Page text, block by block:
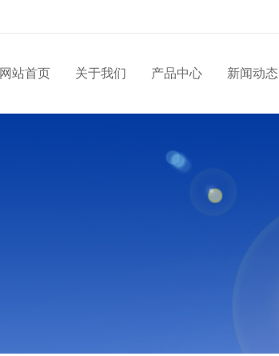
网站首页 关于我们 产品中心 新闻动态